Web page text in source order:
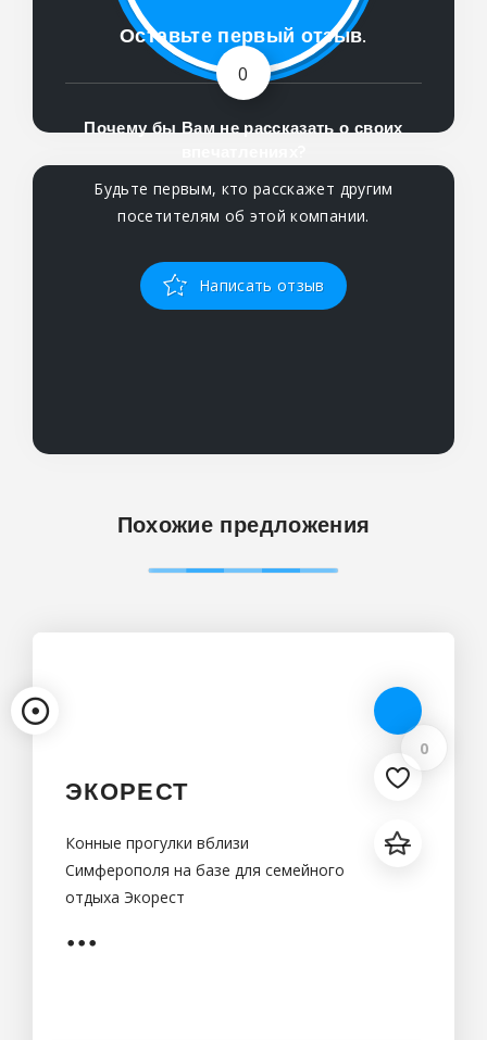
0
Оставьте первый отзыв.
Почему бы Вам не рассказать о своих
Будьте первым, кто расскажет другим
посетителям об этой компании.
Написать отзыв
Похожие предложения
0
ЭКОРЕСТ
Конные прогулки вблизи
Симферополя на базе для семейного
отдыха Экорест